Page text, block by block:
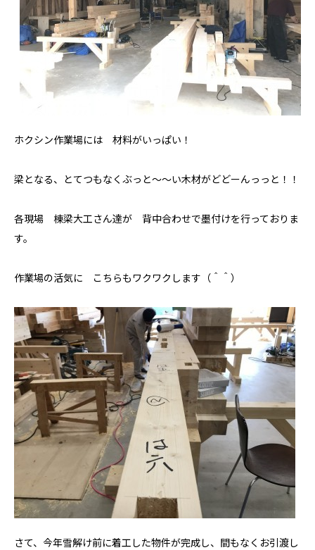
ホクシン作業場には 材料がいっぱい！
梁となる、とてつもなくぶっと～～い木材がどどーんっっと！！
各現場 棟梁大工さん達が 背中合わせで墨付けを行っておりま
す。
作業場の活気に こちらもワクワクします（＾＾）
さて、今年雪解け前に着工した物件が完成し、間もなくお引渡し